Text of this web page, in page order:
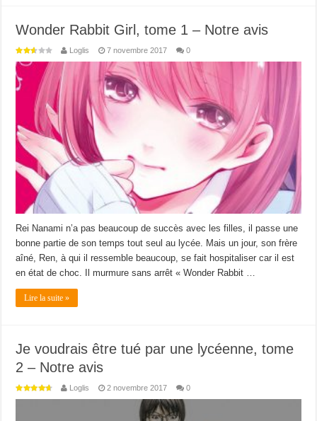
Wonder Rabbit Girl, tome 1 – Notre avis
Loglis 7 novembre 2017 0
Rei Nanami n’a pas beaucoup de succès avec les filles, il passe une
bonne partie de son temps tout seul au lycée. Mais un jour, son frère
aîné, Ren, à qui il ressemble beaucoup, se fait hospitaliser car il est
en état de choc. Il murmure sans arrêt « Wonder Rabbit …
Lire la suite »
Je voudrais être tué par une lycéenne, tome
2 – Notre avis
Loglis 2 novembre 2017 0